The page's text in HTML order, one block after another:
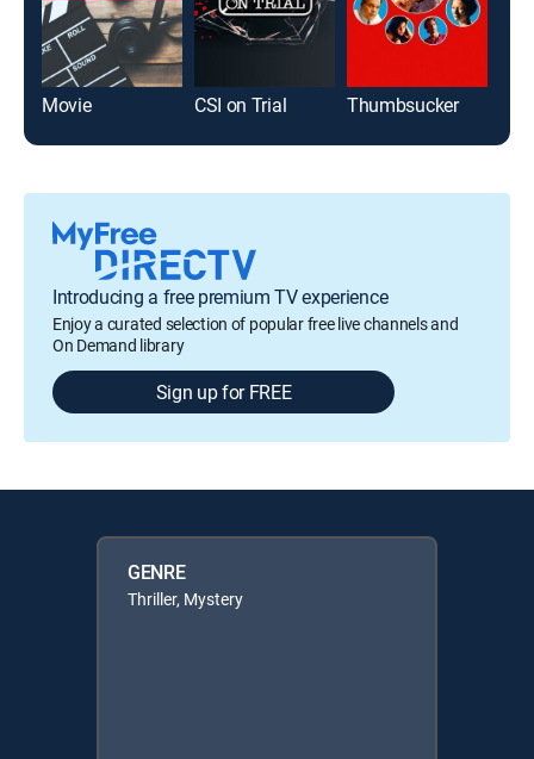
Movie CSI on Trial Thumbsucker
Introducing a free premium TV experience
Enjoy a curated selection of popular free live channels and
On Demand library
Sign up for FREE
GENRE
Thriller, Mystery